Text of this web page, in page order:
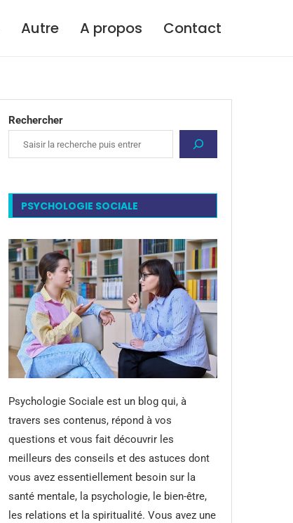
Autre A propos Contact
Rechercher
PSYCHOLOGIE SOCIALE
Psychologie Sociale est un blog qui, à
travers ses contenus, répond à vos
questions et vous fait découvrir les
meilleurs des conseils et des astuces dont
vous avez essentiellement besoin sur la
santé mentale, la psychologie, le bien-être,
les relations et la spiritualité. Vous avez une